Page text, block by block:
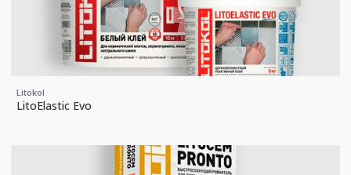
Litokol
LitoElastic Evo